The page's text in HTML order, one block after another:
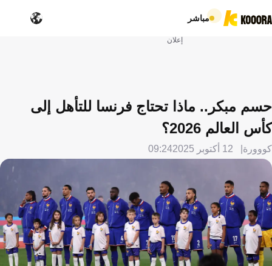
مباشر
إعلان
حسم مبكر.. ماذا تحتاج فرنسا للتأهل إلى
كأس العالم 2026؟
كووورة 12 أكتوبر 2025 09:24